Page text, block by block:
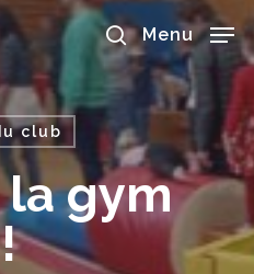
search
Menu
club
la gym
!